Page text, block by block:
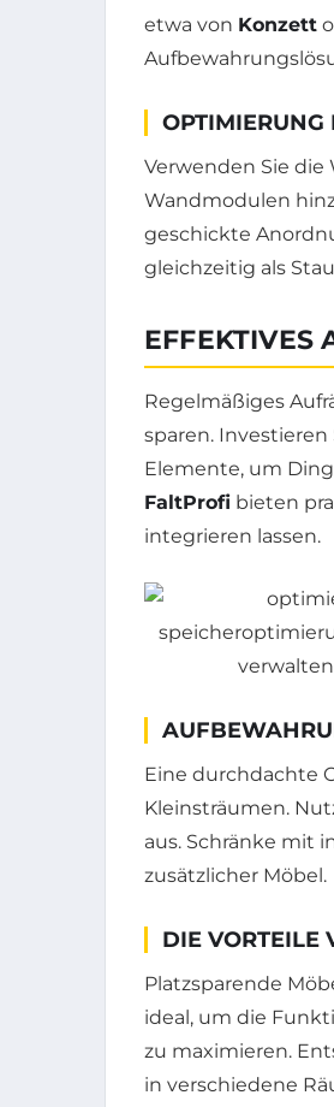
etwa von Konzett
Verwenden Sie
Wandmodulen
geschickte
gleichzeitig als
EFFEKTIVES
Regelmäßiges
sparen.
Elemente, um
FaltProfi bieten
integrieren lassen.
Eine durchdachte
Kleinsträumen.
aus. Schränke mit
zusätzlicher Möbel.
DIE VORTEILE
Platzsparende
ideal, um die
zu maximieren.
in verschiedene